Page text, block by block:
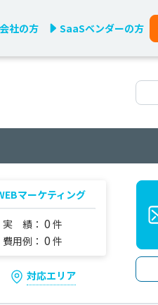
社の方 SaaSベンダーの方
マーケティング
実 績： 0 件
費用例： 0 件
対応エリア